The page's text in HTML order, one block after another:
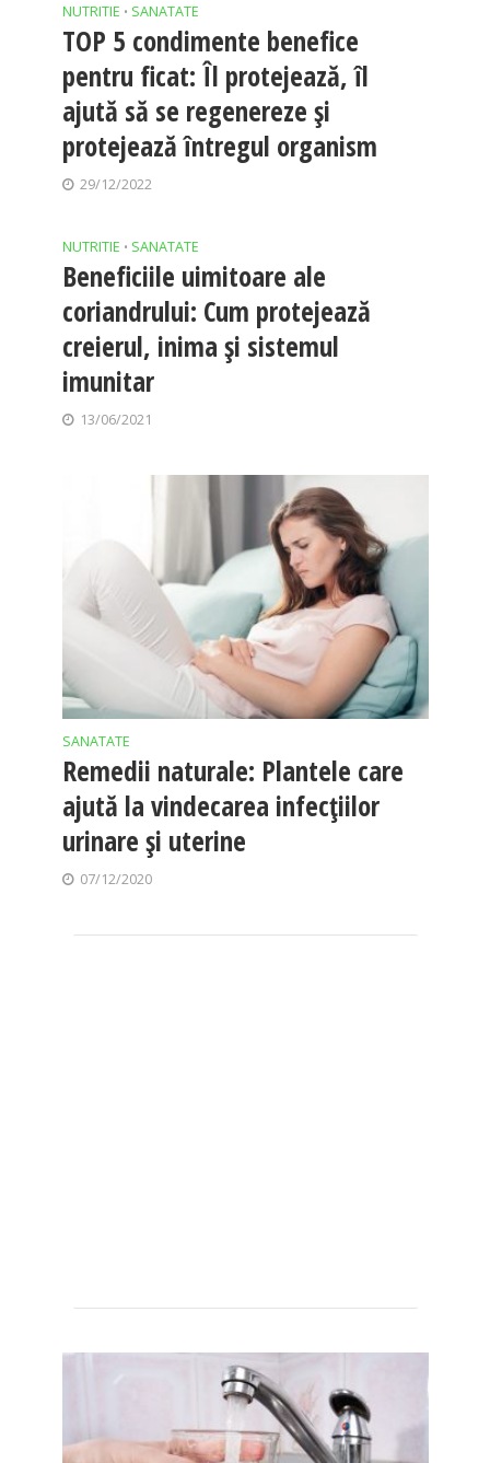
NUTRITIE • SANATATE
TOP 5 condimente benefice
pentru ficat: Îl protejează, îl
ajută să se regenereze și
protejează întregul organism
29/12/2022
NUTRITIE • SANATATE
Beneficiile uimitoare ale
coriandrului: Cum protejează
creierul, inima şi sistemul
imunitar
13/06/2021
SANATATE
Remedii naturale: Plantele care
ajută la vindecarea infecțiilor
urinare şi uterine
07/12/2020